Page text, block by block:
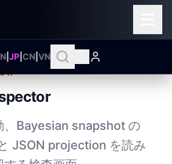
JP CN VN
、Bayesian snapshot の
JSON projection を読み